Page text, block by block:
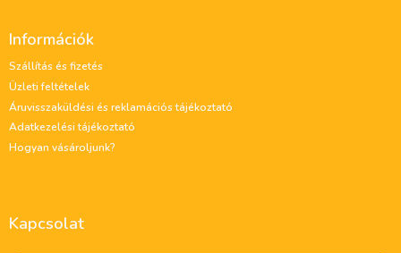
Információk
Szállítás és fizetés
Üzleti feltételek
Áruvisszaküldési és reklamációs tájékoztató
Adatkezelési tájékoztató
Hogyan vásároljunk?
Kapcsolat